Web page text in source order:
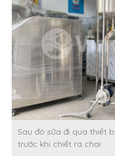
Sau đó sữa đi qua thiết
trước khi chiết ra chai